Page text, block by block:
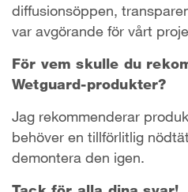
diffusionsöppen,
var avgörande för vårt
För vem skulle du
Wetguard-produkter?
Jag rekommenderar
behöver en tillförlitlig
demontera den igen.